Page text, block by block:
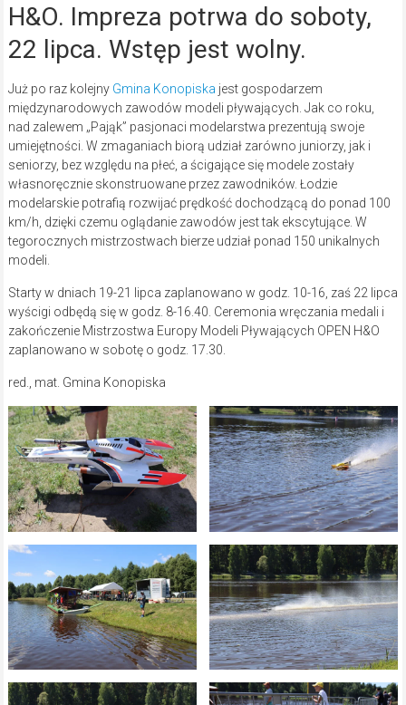
H&O. Impreza potrwa do soboty,
22 lipca. Wstęp jest wolny.
Już po raz kolejny Gmina Konopiska jest gospodarzem
międzynarodowych zawodów modeli pływających. Jak co roku,
nad zalewem „Pająk” pasjonaci modelarstwa prezentują swoje
umiejętności. W zmaganiach biorą udział zarówno juniorzy, jak i
seniorzy, bez względu na płeć, a ścigające się modele zostały
własnoręcznie skonstruowane przez zawodników. Łodzie
modelarskie potrafią rozwijać prędkość dochodzącą do ponad 100
km/h, dzięki czemu oglądanie zawodów jest tak ekscytujące. W
tegorocznych mistrzostwach bierze udział ponad 150 unikalnych
modeli.
Starty w dniach 19-21 lipca zaplanowano w godz. 10-16, zaś 22 lipca
wyścigi odbędą się w godz. 8-16.40. Ceremonia wręczania medali i
zakończenie Mistrzostwa Europy Modeli Pływających OPEN H&O
zaplanowano w sobotę o godz. 17.30.
red., mat. Gmina Konopiska